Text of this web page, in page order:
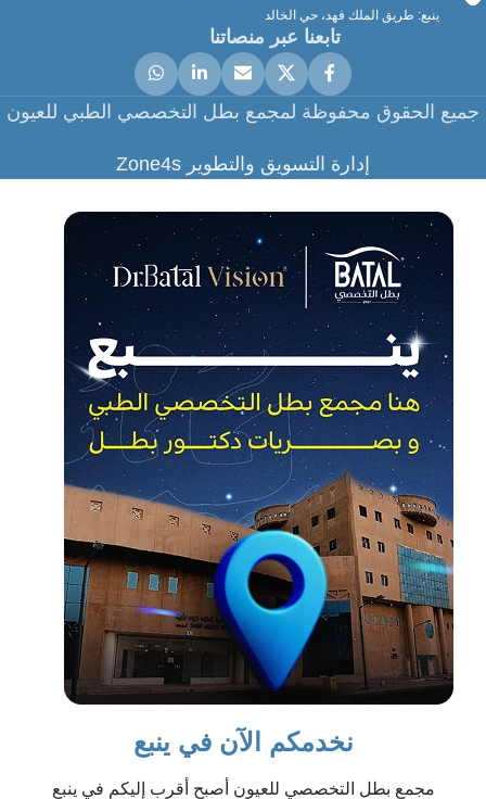
ينبع: طريق الملك فهد، حي الخالد
تابعنا عبر منصاتنا
جميع الحقوق محفوظة لمجمع بطل التخصصي الطبي للعيون
إدارة التسويق والتطوير Zone4s
نخدمكم الآن في ينبع
مجمع بطل التخصصي للعيون أصبح أقرب إليكم في ينبع